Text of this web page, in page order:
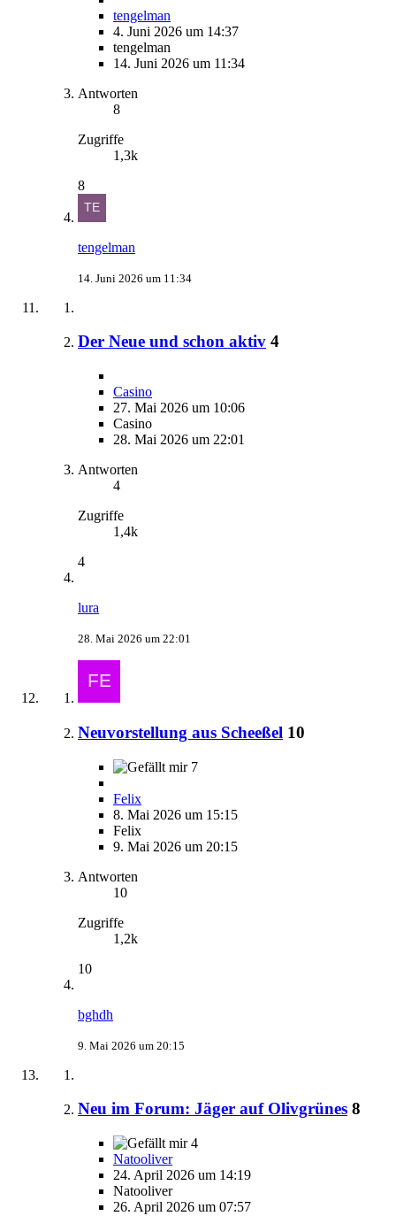
tengelman
4. Juni 2026 um 14:37
tengelman
14. Juni 2026 um 11:34
Antworten
8
Zugriffe
1,3k
8
tengelman
14. Juni 2026 um 11:34
Der Neue und schon aktiv 4
Casino
27. Mai 2026 um 10:06
Casino
28. Mai 2026 um 22:01
Antworten
4
Zugriffe
1,4k
4
lura
28. Mai 2026 um 22:01
Neuvorstellung aus Scheeßel 10
7
Felix
8. Mai 2026 um 15:15
Felix
9. Mai 2026 um 20:15
Antworten
10
Zugriffe
1,2k
10
bghdh
9. Mai 2026 um 20:15
Neu im Forum: Jäger auf Olivgrünes 8
4
Natooliver
24. April 2026 um 14:19
Natooliver
26. April 2026 um 07:57